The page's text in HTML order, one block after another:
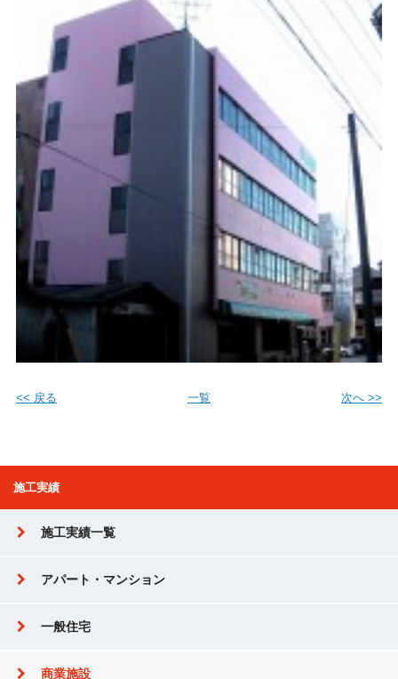
<< 戻る 一覧 次へ >>
施工実績
施工実績一覧
アパート・マンション
一般住宅
商業施設